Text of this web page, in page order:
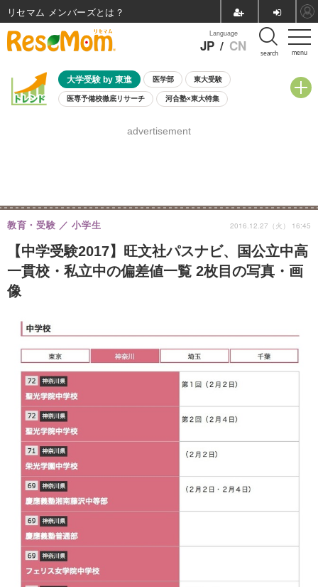
menu
Language
JP / CN search
大学受験 by 東進 医学部 東大受験
医専予備校徹底リサーチ 河合塾×東大特集
8月開催学校説明会・相談会
advertisement
【中学受験2017】旺文社パスナビ、国公立中高
一貫校・私立中の偏差値一覧 2枚目の写真・画
像
教育・受験 小学生 2016.12.27（火） 16:45
リセマム メンバーズ